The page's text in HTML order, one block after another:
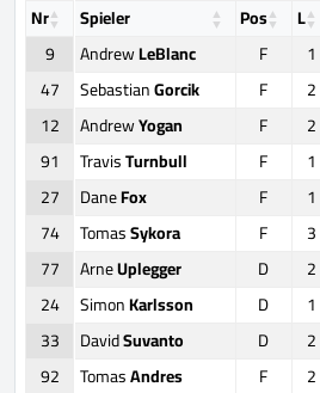
Nr Spieler Pos L
9
AndrewLeBlanc F 1
47
SebastianGorcik F 2
12
AndrewYogan F 2
91
TravisTurnbull F 1
27
DaneFox F 1
74
TomasSykora F 3
77
ArneUplegger D 2
24
SimonKarlsson D 1
33
DavidSuvanto D 2
92
TomasAndres F 2